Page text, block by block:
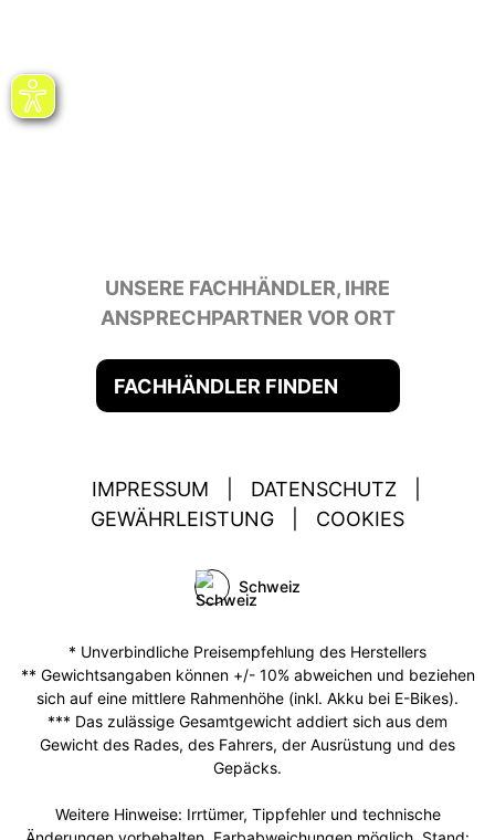
UNSERE FACHHÄNDLER, IHRE
ANSPRECHPARTNER VOR ORT
FACHHÄNDLER FINDEN
IMPRESSUM DATENSCHUTZ
GEWÄHRLEISTUNG
COOKIES
Schweiz
* Unverbindliche Preisempfehlung des Herstellers
** Gewichtsangaben können +/- 10% abweichen und beziehen
sich auf eine mittlere Rahmenhöhe (inkl. Akku bei E-Bikes).
*** Das zulässige Gesamtgewicht addiert sich aus dem
Gewicht des Rades, des Fahrers, der Ausrüstung und des
Gepäcks.
Weitere Hinweise: Irrtümer, Tippfehler und technische